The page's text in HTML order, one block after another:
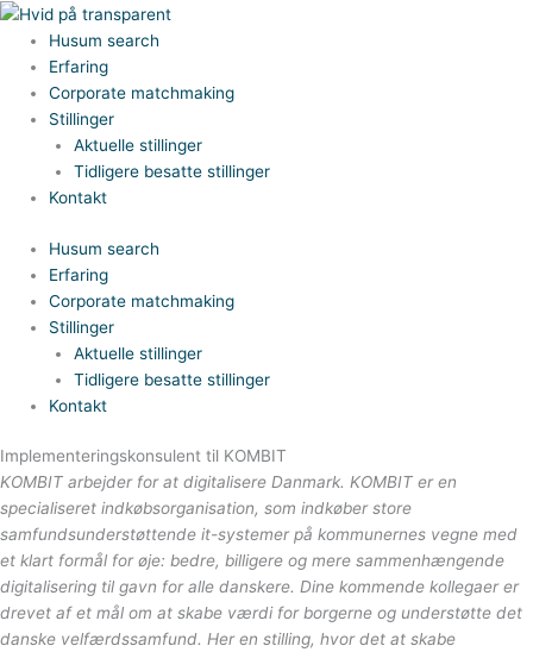
Gå
indholdet
Husum search
Erfaring
Corporate matchmaking
Stillinger
Aktuelle stillinger
Tidligere besatte stillinger
Kontakt
Husum search
Erfaring
Corporate matchmaking
Stillinger
Aktuelle stillinger
Tidligere besatte stillinger
Kontakt
Implementeringskonsulent til KOMBIT
KOMBIT arbejder for at digitalisere Danmark. KOMBIT er en
specialiseret indkøbsorganisation, som indkøber store
samfundsunderstøttende it-systemer på kommunernes vegne med
et klart formål for øje: bedre, billigere og mere sammenhængende
digitalisering til gavn for alle danskere. Dine kommende kollegaer er
drevet af et mål om at skabe værdi for borgerne og understøtte det
danske velfærdssamfund. Her en stilling, hvor det at skabe